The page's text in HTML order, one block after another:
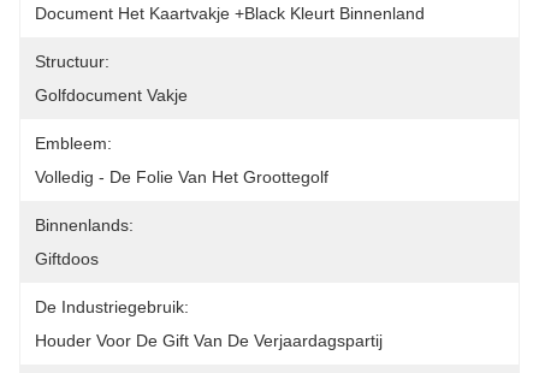
Document Het Kaartvakje +black Kleurt Binnenland
Structuur:
Golfdocument Vakje
Embleem:
Volledig - De Folie Van Het Groottegolf
Binnenlands:
Giftdoos
De Industriegebruik:
Houder Voor De Gift Van De Verjaardagspartij